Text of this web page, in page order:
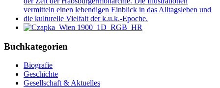
Buchkategorien
Biografie
Geschichte
Gesellschaft & Aktuelles